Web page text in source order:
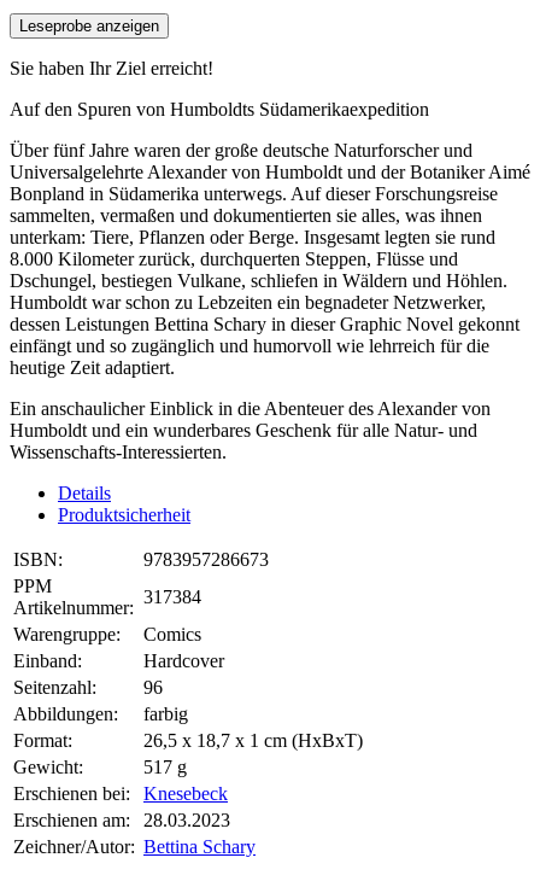
Leseprobe anzeigen
Sie haben Ihr Ziel erreicht!
Auf den Spuren von Humboldts Südamerikaexpedition
Über fünf Jahre waren der große deutsche Naturforscher und
Universalgelehrte Alexander von Humboldt und der Botaniker Aimé
Bonpland in Südamerika unterwegs. Auf dieser Forschungsreise
sammelten, vermaßen und dokumentierten sie alles, was ihnen
unterkam: Tiere, Pflanzen oder Berge. Insgesamt legten sie rund
8.000 Kilometer zurück, durchquerten Steppen, Flüsse und
Dschungel, bestiegen Vulkane, schliefen in Wäldern und Höhlen.
Humboldt war schon zu Lebzeiten ein begnadeter Netzwerker,
dessen Leistungen Bettina Schary in dieser Graphic Novel gekonnt
einfängt und so zugänglich und humorvoll wie lehrreich für die
heutige Zeit adaptiert.
Ein anschaulicher Einblick in die Abenteuer des Alexander von
Humboldt und ein wunderbares Geschenk für alle Natur- und
Wissenschafts-Interessierten.
Details
Produktsicherheit
ISBN:
9783957286673
PPM
Artikelnummer:
317384
Warengruppe:
Comics
Einband:
Hardcover
Seitenzahl:
96
Abbildungen:
farbig
Format:
26,5 x 18,7 x 1 cm (HxBxT)
Gewicht:
517 g
Erschienen bei:
Knesebeck
Erschienen am:
28.03.2023
Zeichner/Autor: Bettina Schary